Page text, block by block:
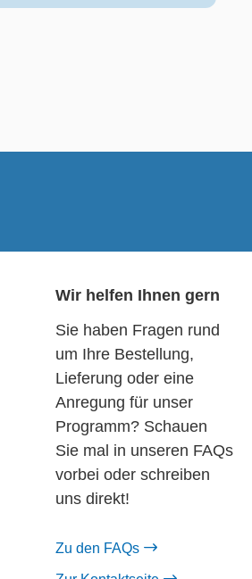
Wir helfen Ihnen gern
Sie haben Fragen rund
um Ihre Bestellung,
Lieferung oder eine
Anregung für unser
Programm? Schauen
Sie mal in unseren FAQs
vorbei oder schreiben
uns direkt!
Zu den FAQs